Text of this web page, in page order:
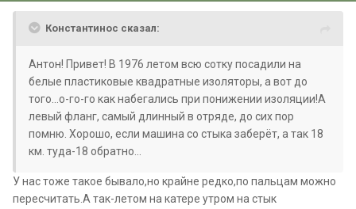
Константинос сказал:
Антон! Привет! В 1976 летом всю сотку посадили на
белые пластиковые квадратные изоляторы, а вот до
того...о-го-го как набегались при понижении изоляции!А
левый фланг, самый длинный в отряде, до сих пор
помню. Хорошо, если машина со стыка заберёт, а так 18
км. туда-18 обратно...
У нас тоже такое бывало,но крайне редко,по пальцам можно
пересчитать.А так-летом на катере утром на стык